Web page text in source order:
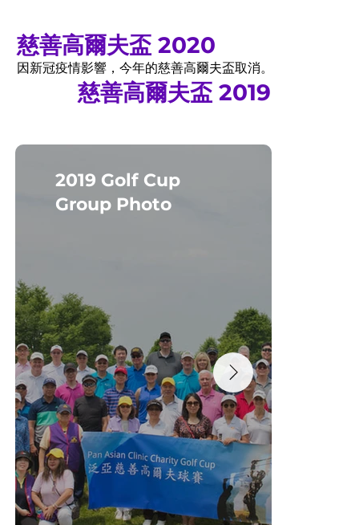
慈善高爾夫盃 2020
因新冠疫情影響，今年的慈善高爾夫盃取消。
慈善高爾夫盃 2019
2019 Golf Cup
Group Photo